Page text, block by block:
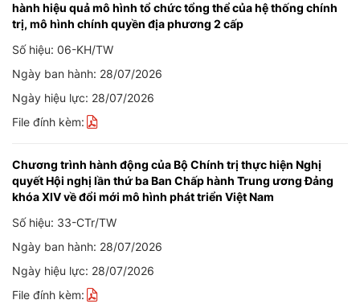
hành hiệu quả mô hình tổ chức tổng thể của hệ thống chính
trị, mô hình chính quyền địa phương 2 cấp
Số hiệu: 06-KH/TW
Ngày ban hành: 28/07/2026
Ngày hiệu lực: 28/07/2026
File đính kèm:
Chương trình hành động của Bộ Chính trị thực hiện Nghị
quyết Hội nghị lần thứ ba Ban Chấp hành Trung ương Đảng
khóa XIV về đổi mới mô hình phát triển Việt Nam
Số hiệu: 33-CTr/TW
Ngày ban hành: 28/07/2026
Ngày hiệu lực: 28/07/2026
File đính kèm: